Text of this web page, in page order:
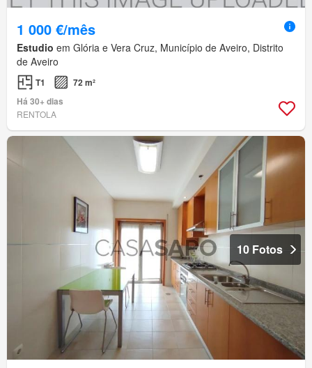
1 000 €/mês
Estudio em Glória e Vera Cruz, Município de Aveiro, Distrito
de Aveiro
T1
72 m²
Há 30+ dias
RENTOLA
10 Fotos